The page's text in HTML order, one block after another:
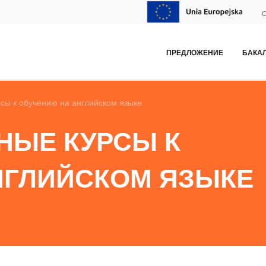
ПРЕДЛОЖЕНИЕ
к обучению на английском языке
КУРСЫ К
ЯЗЫКЕ